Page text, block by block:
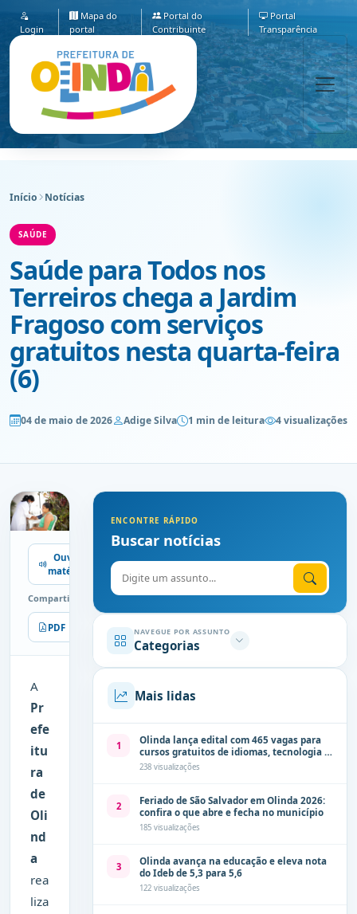
Login
Mapa do
portal
Portal do
Contribuinte
Portal
Transparência
Início Notícias
SAÚDE
Saúde para Todos nos
Terreiros chega a Jardim
Fragoso com serviços
gratuitos nesta quarta-feira
(6)
04 de maio de 2026 Adige Silva 1 min de leitura 4 visualizações
Ouvir
matéria
Compartilhe
PDF Imprimir
A
Pr
efe
itu
ra
de
Oli
nd
a
rea
liza
ENCONTRE RÁPIDO
Buscar notícias
Digite o assunto
NAVEGUE POR ASSUNTO
Categorias
Mais lidas
1
Olinda lança edital com 465 vagas para
cursos gratuitos de idiomas, tecnologia e
comunicação
238 visualizações
2
Feriado de São Salvador em Olinda 2026:
confira o que abre e fecha no município
185 visualizações
3
Olinda avança na educação e eleva nota
do Ideb de 5,3 para 5,6
122 visualizações